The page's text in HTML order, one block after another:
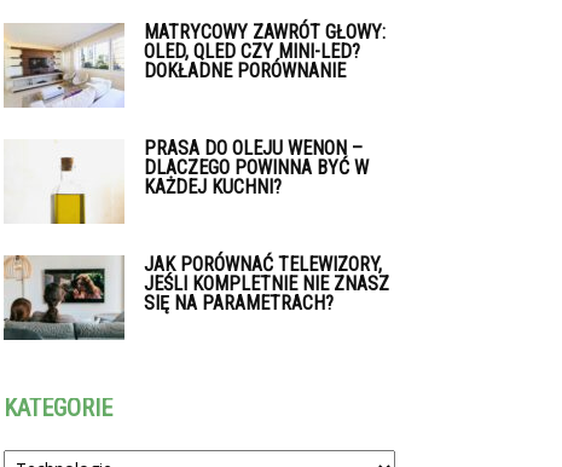
MATRYCOWY ZAWRÓT GŁOWY:
OLED, QLED CZY MINI-LED?
DOKŁADNE PORÓWNANIE
PRASA DO OLEJU WENON –
DLACZEGO POWINNA BYĆ W
KAŻDEJ KUCHNI?
JAK PORÓWNAĆ TELEWIZORY,
JEŚLI KOMPLETNIE NIE ZNASZ
SIĘ NA PARAMETRACH?
KATEGORIE
Kategorie